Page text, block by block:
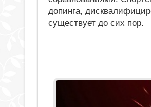
допинга,
существует до сих пор.